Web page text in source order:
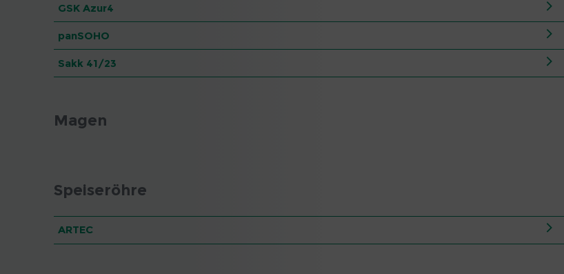
GSK Azur4
panSOHO
Sakk 41/23
Magen
Speiseröhre
ARTEC